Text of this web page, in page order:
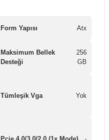
Form Yapısı Atx
Maksimum Bellek
Desteği
256
GB
Tümleşik Vga Yok